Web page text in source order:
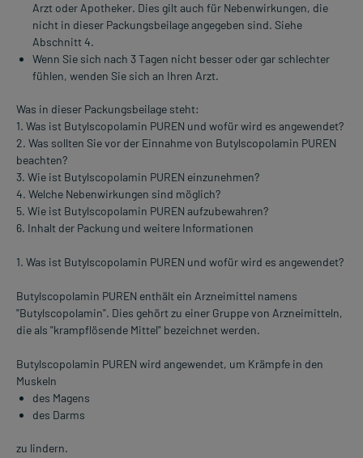
Arzt oder Apotheker. Dies gilt auch für Nebenwirkungen, die
nicht in dieser Packungsbeilage angegeben sind. Siehe
Abschnitt 4.
Wenn Sie sich nach 3 Tagen nicht besser oder gar schlechter
fühlen, wenden Sie sich an Ihren Arzt.
Was in dieser Packungsbeilage steht:
1. Was ist Butylscopolamin PUREN und wofür wird es angewendet?
2. Was sollten Sie vor der Einnahme von Butylscopolamin PUREN
beachten?
3. Wie ist Butylscopolamin PUREN einzunehmen?
4. Welche Nebenwirkungen sind möglich?
5. Wie ist Butylscopolamin PUREN aufzubewahren?
6. Inhalt der Packung und weitere Informationen
1. Was ist Butylscopolamin PUREN und wofür wird es angewendet?
Butylscopolamin PUREN enthält ein Arzneimittel namens
"Butylscopolamin". Dies gehört zu einer Gruppe von Arzneimitteln,
die als "krampflösende Mittel" bezeichnet werden.
Butylscopolamin PUREN wird angewendet, um Krämpfe in den
Muskeln
des Magens
des Darms
zu lindern.